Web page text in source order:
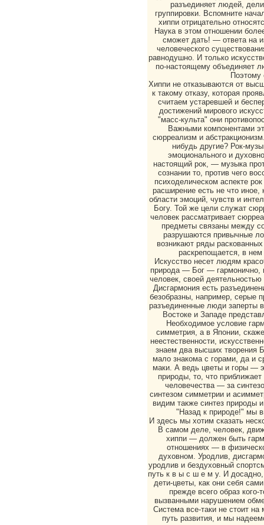
разъединяет людей,
группировки. Вспомните
хиппи отрицательно
Наука в этом отношении
сможет дать! — ответа на
человеческого
равнодушно. И только
по-настоящему объединяет
Поэтому
Хиппи не отказываются от
к такому отказу, которая
считаем устаревшей и
достижений мирового
"масс-культа" они
Важными компонентами
сюрреализм и
нибудь другие? Рок-
эмоционального и
настоящий рок, — музыка
сознании то, против чего
психоделическом аспекте
расширение есть не что иное,
области эмоций, чувств и
Богу. Той же цели служат
человек рассматривает
предметы связаны между
разрушаются привычные
возникают ряды
раскрепощается, в нем
Искусство несет людям
природа — Бог — гармонично,
человек, своей
Дисгармония есть
безобразны, например, серые
разъединенные люди заперты
Востоке и Западе
Необходимое условие
симметрия, а в Японии,
неестественности,
знаем два высших творения
мало знакома с горами, да и
маки. А ведь цветы и горы —
природы, то, что
человечества — за
синтезом симметрии и
видим также синтез природы
"Назад к природе!" мы
И здесь мы хотим сказать
В самом деле, человек,
хиппи — должен быть
отношениях — в
духовном. Уродлив,
уродлив и бездуховный
путь к в ы с ш е м у. И
дети-цветы, как они себя
прежде всего образ
вызванными нарушением
Система все-таки не стоит
путь развития, и мы